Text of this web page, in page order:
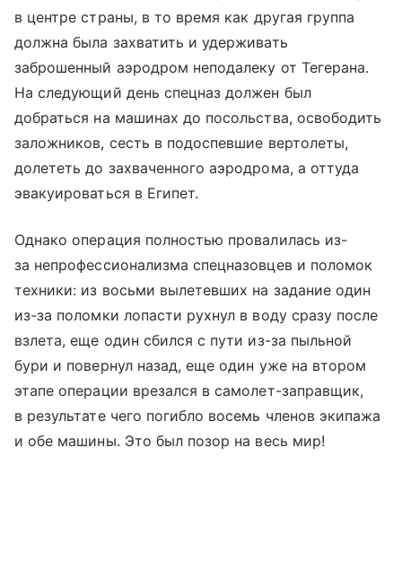
в центре страны, в то время как другая группа
должна была захватить и удерживать
заброшенный аэродром неподалеку от Тегерана.
На следующий день спецназ должен был
добраться на машинах до посольства, освободить
заложников, сесть в подоспевшие вертолеты,
долететь до захваченного аэродрома, а оттуда
эвакуироваться в Египет.
Однако операция полностью провалилась из-
за непрофессионализма спецназовцев и поломок
техники: из восьми вылетевших на задание один
из-за поломки лопасти рухнул в воду сразу после
взлета, еще один сбился с пути из-за пыльной
бури и повернул назад, еще один уже на втором
этапе операции врезался в самолет-заправщик,
в результате чего погибло восемь членов экипажа
и обе машины. Это был позор на весь мир!